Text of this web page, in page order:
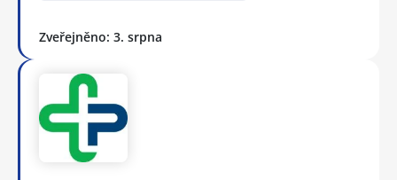
Zveřejněno: 3. srpna